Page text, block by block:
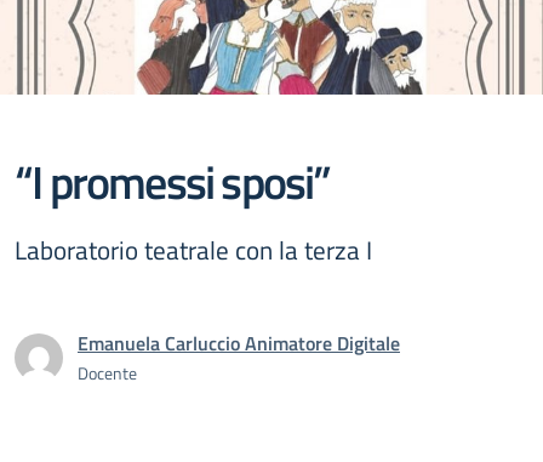
“I promessi sposi”
Laboratorio teatrale con la terza I
Emanuela Carluccio Animatore Digitale
Docente